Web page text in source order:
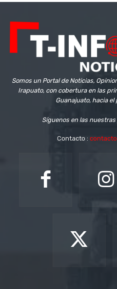
Somos un Portal de Noticias,
Irapuato, con cobertura en las
Guanajuato, hacia el
Síguenos en las
Contacto :